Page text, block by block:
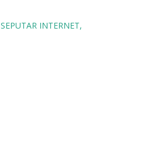
SEPUTAR INTERNET